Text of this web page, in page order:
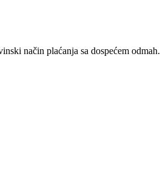
način plaćanja sa dospećem odmah.